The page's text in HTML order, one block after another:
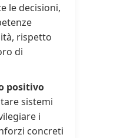
le decisioni,
rispetto
di
positivo
sistemi
i
concreti